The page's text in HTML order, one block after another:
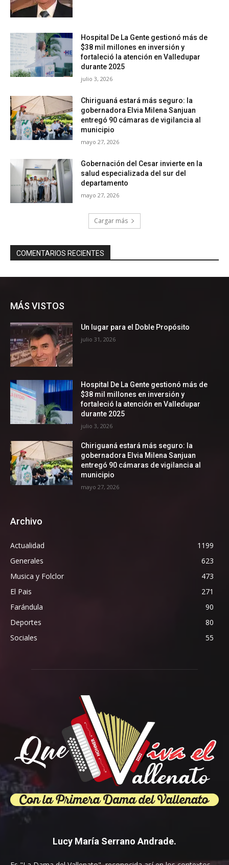
MÁS VISTOS
Un lugar para el Doble Propósito
julio 31, 2026
Hospital De La Gente gestionó más de
$38 mil millones en inversión y
fortaleció la atención en Valledupar
durante 2025
julio 3, 2026
Chiriguaná estará más seguro: la
gobernadora Elvia Milena Sanjuan
entregó 90 cámaras de vigilancia al
municipio
mayo 27, 2026
Archivo
Actualidad
1199
Generales
623
Musica y Folclor
473
El Pais
271
Farándula
90
Deportes
80
Sociales
55
Lucy María Serrano Andrade.